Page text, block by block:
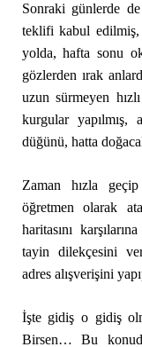
Sonraki günlerde
teklifi kabul
yolda, hafta sonu
gözlerden ırak
uzun sürmeyen
kurgular yapılmış,
düğünü, hatta
Zaman hızla
öğretmen olarak
haritasını
tayin dilekçesini
adres alışverişini
İşte gidiş o gidiş
Birsen… Bu